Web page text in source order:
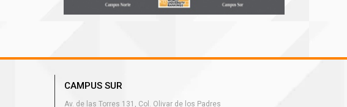
CAMPUS SUR
Av. de las Torres 131, Col. Olivar de los Padres